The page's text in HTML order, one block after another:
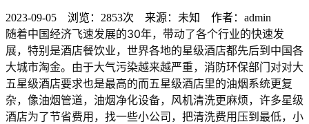
2023-09-05 浏览： 2853次 来源： 未知 作者： admin
随着中国经济飞速发展的30年，带动了各个行业的快速发
展，特别是酒店餐饮业，世界各地的星级酒店都先后到中国各
大城市淘金。由于大气污染越来越严重，消防环保部门对对大
五星级酒店要求也是最高的而五星级酒店里的油烟系统更复
杂，像油烟管道，油烟净化设备，风机清洗更麻烦，许多星级
酒店为了节省费用，找一些小公司，把清洗费用压到最低，小